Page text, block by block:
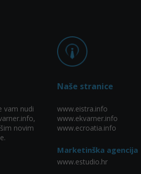
vam nudi
novim
Naše stranice
www.eistra.info
www.ekvarner.info
www.ecroatia.info
Marketinška agencija
www.estudio.hr